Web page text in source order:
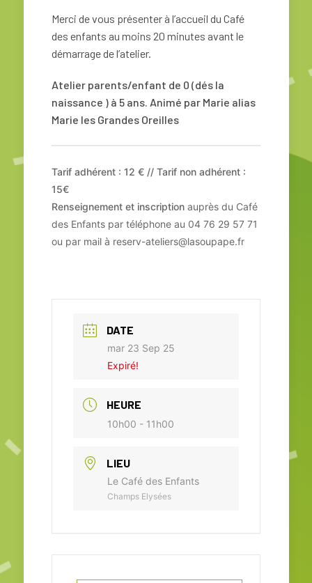
Merci de vous présenter à l’accueil du Café
des enfants au moins 20 minutes avant le
démarrage de l’atelier.
Atelier parents/enfant de 0 (dés la
naissance ) à 5 ans. Animé par Marie alias
Marie les Grandes Oreilles
Tarif adhérent : 12 € // Tarif non adhérent :
15€
Renseignement et inscription auprès du Café
des Enfants par téléphone au 04 76 29 57 71
ou par mail à reserv-ateliers@lasoupape.fr
DATE
mar 23 Sep 25
Expiré!
HEURE
10h00 - 11h00
LIEU
Le Café des Enfants
Champs Elysées